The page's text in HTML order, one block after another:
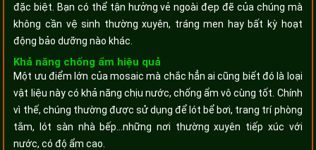
đặc biệt. Bạn có thể tận hưởng vẻ ngoài đẹp đẽ của chúng mà
không cần vệ sinh thường xuyên, tráng men hay bất kỳ hoạt
động bảo dưỡng nào khác.
Khả năng chống ẩm hiệu quả
Một ưu điểm lớn của mosaic mà chắc hẳn ai cũng biết đó là loại
vật liệu này có khả năng chịu nước, chống ẩm vô cùng tốt. Chính
vì thế, chúng thường được sử dụng để lót bể bơi, trang trí phòng
tắm, lót sàn nhà bếp…những nơi thường xuyên tiếp xúc với
nước, có độ ẩm cao.